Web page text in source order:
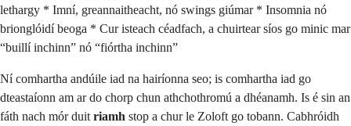
lethargy * Imní, greannaitheacht, nó swings giúmar * Insomnia nó
brionglóidí beoga * Cur isteach céadfach, a chuirtear síos go minic mar
“buillí inchinn” nó “fiórtha inchinn”
Ní comhartha andúile iad na hairíonna seo; is comhartha iad go
dteastaíonn am ar do chorp chun athchothromú a dhéanamh. Is é sin an
fáth nach mór duit riamh stop a chur le Zoloft go tobann. Cabhróidh